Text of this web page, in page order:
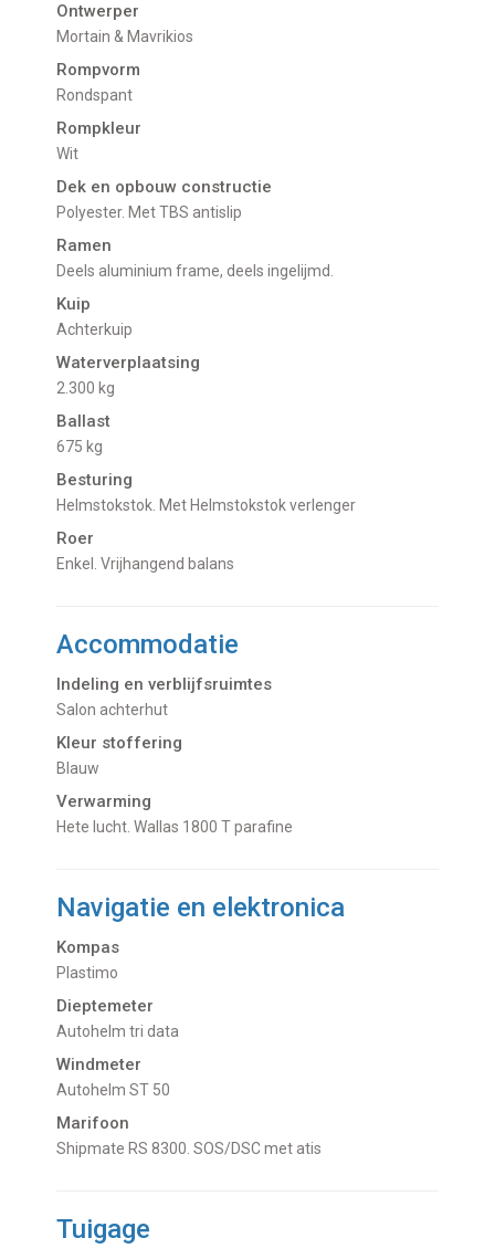
Ontwerper
Mortain & Mavrikios
Rompvorm
Rondspant
Rompkleur
Wit
Dek en opbouw constructie
Polyester. Met TBS antislip
Ramen
Deels aluminium frame, deels ingelijmd.
Kuip
Achterkuip
Waterverplaatsing
2.300 kg
Ballast
675 kg
Besturing
Helmstokstok. Met Helmstokstok verlenger
Roer
Enkel. Vrijhangend balans
Accommodatie
Indeling en verblijfsruimtes
Salon achterhut
Kleur stoffering
Blauw
Verwarming
hete lucht. Wallas 1800 T parafine
Navigatie en elektronica
Kompas
Plastimo
Dieptemeter
Autohelm tri data
Windmeter
Autohelm ST 50
Marifoon
Shipmate RS 8300. SOS/DSC met atis
Tuigage